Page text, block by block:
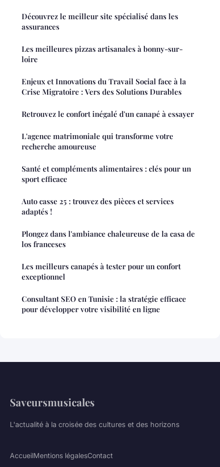
Découvrez le meilleur site spécialisé dans les
assurances
Les meilleures pizzas artisanales à bonny-sur-
loire
Enjeux et Innovations du Travail Social face à la
Crise Migratoire : Vers des Solutions Durables
Retrouvez le confort inégalé d'un canapé à essayer
L'agence matrimoniale qui transforme votre
recherche amoureuse
Santé et compléments alimentaires : clés pour un
sport efficace
Auto casse 25 : trouvez des pièces et services
adaptés !
Plongez dans l'ambiance chaleureuse de la casa de
los franceses
Les meilleurs canapés à tester pour un confort
exceptionnel
Consultant SEO en Tunisie : la stratégie efficace
pour développer votre visibilité en ligne
Saveursmusicales
L'actualité à la croisée des cultures et des horizons
AccueilMentions légalesContact